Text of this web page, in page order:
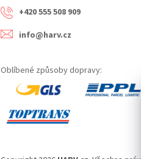
+420 555 508 909
info@harv.cz
Oblíbené způsoby dopravy: